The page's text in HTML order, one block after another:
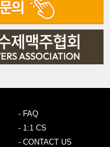
- FAQ
- 1:1 CS
- CONTACT US